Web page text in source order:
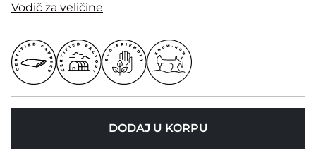
Vodič za veličine
DODAJ U KORPU